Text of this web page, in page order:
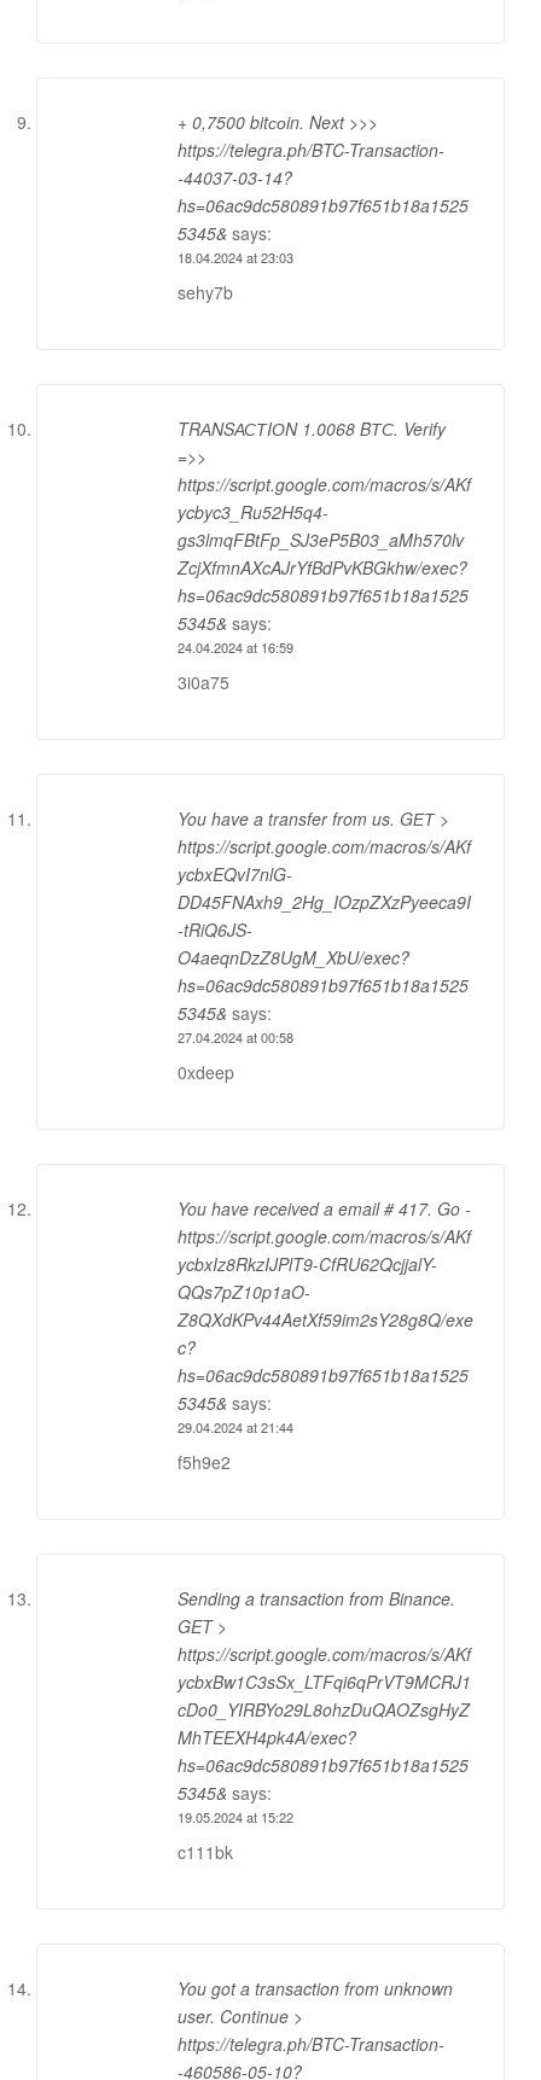
+ 0,7500 bitсоin. Next >>>
https://telegra.ph/BTC-Transaction-
-44037-03-14?
hs=06ac9dc580891b97f651b18a1525
5345& says:
18.04.2024 at 23:03
sehy7b
TRАNSАСТIОN 1.0068 BТС. Verify
=>>
https://script.google.com/macros/s/AKf
ycbyc3_Ru52H5q4-
gs3lmqFBtFp_SJ3eP5B03_aMh570lv
ZcjXfmnAXcAJrYfBdPvKBGkhw/exec?
hs=06ac9dc580891b97f651b18a1525
5345& says:
24.04.2024 at 16:59
3i0a75
You have a transfer from us. GЕТ >
https://script.google.com/macros/s/AKf
ycbxEQvI7nlG-
DD45FNAxh9_2Hg_IOzpZXzPyeeca9I
-tRiQ6JS-
O4aeqnDzZ8UgM_XbU/exec?
hs=06ac9dc580891b97f651b18a1525
5345& says:
27.04.2024 at 00:58
0xdeep
You have received a email # 417. Go -
https://script.google.com/macros/s/AKf
ycbxIz8RkzIJPlT9-CfRU62QcjjalY-
QQs7pZ10p1aO-
Z8QXdKPv44AetXf59im2sY28g8Q/exe
c?
hs=06ac9dc580891b97f651b18a1525
5345& says:
29.04.2024 at 21:44
f5h9e2
Sending a transaction from Binance.
GET >
https://script.google.com/macros/s/AKf
ycbxBw1C3sSx_LTFqi6qPrVT9MCRJ1
cDo0_YIRBYo29L8ohzDuQAOZsgHyZ
MhTEEXH4pk4A/exec?
hs=06ac9dc580891b97f651b18a1525
5345& says:
19.05.2024 at 15:22
c111bk
You got a transaction from unknown
user. Continue >
https://telegra.ph/BTC-Transaction-
-460586-05-10?